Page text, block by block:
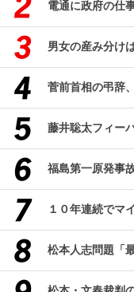
電通に政府の仕
男女の産み分け
菅前首相の弔辞
藤井聡太フィー
松本人志問題「